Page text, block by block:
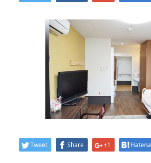
Tweet Share +1 Hatena